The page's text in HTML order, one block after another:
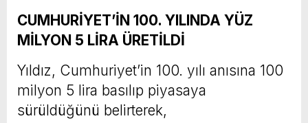
CUMHURİYET’İN 100. YILINDA YÜZ
MİLYON 5 LİRA ÜRETİLDİ
Yıldız, Cumhuriyet’in 100. yılı anısına 100
milyon 5 lira basılıp piyasaya
sürüldüğünü belirterek,